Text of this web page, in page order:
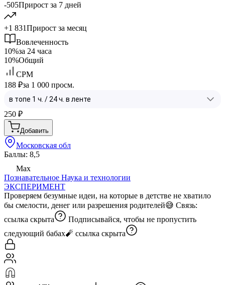
-505Прирост за 7 дней
+1 831Прирост за месяц
Вовлеченность
10%за 24 часа
10%Общий
CPM
188 ₽за 1 000 просм.
250 ₽
Добавить
Московская обл
Баллы: 8,5
Max
Познавательное Наука и технологии
ЭКСПЕРИМЕНТ
Проверяем безумные идеи, на которые в детстве не хватило
бы смелости, денег или разрешения родителей😅 Связь:
ссылка скрыта
Подписывайся, чтобы не пропустить
следующий бабах🧨 ссылка скрыта